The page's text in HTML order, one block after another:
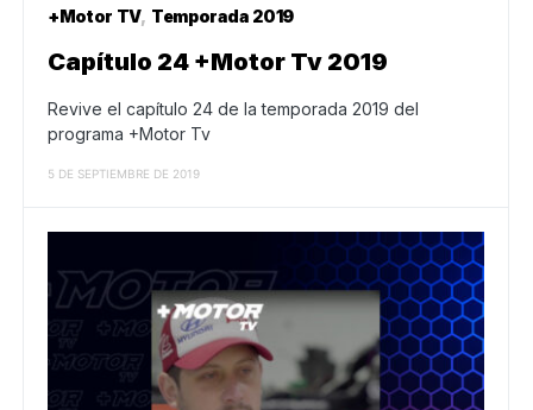
+Motor TV Temporada 2019
Capítulo 24 +Motor Tv 2019
Revive el capítulo 24 de la temporada 2019 del
programa +Motor Tv
5 DE SEPTIEMBRE DE 2019